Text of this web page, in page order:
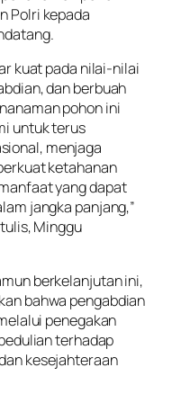
Polri kepada
kuat pada nilai-nilai
dan berbuah
pohon ini
untuk terus
menjaga
ketahanan
yang dapat
jangka panjang,”
Minggu
berkelanjutan ini,
bahwa pengabdian
penegakan
terhadap
kesejahteraan